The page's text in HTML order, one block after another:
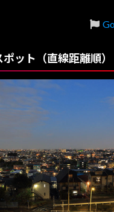
ット（直線距離順）